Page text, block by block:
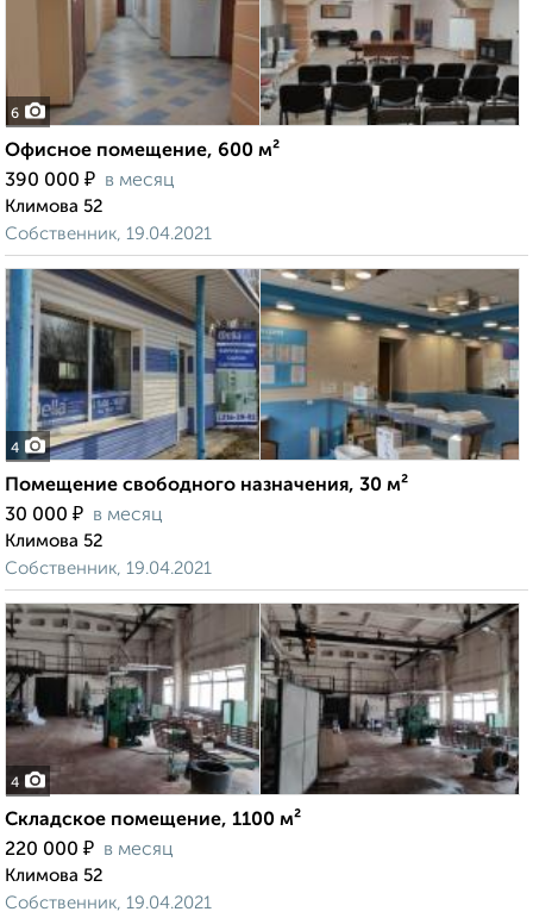
6
Офисное помещение, 600 м²
390 000 ₽ в месяц
Климова 52
Собственник, 19.04.2021
4
Помещение свободного назначения, 30 м²
30 000 ₽ в месяц
Климова 52
Собственник, 19.04.2021
4
Складское помещение, 1100 м²
220 000 ₽ в месяц
Климова 52
Собственник, 19.04.2021